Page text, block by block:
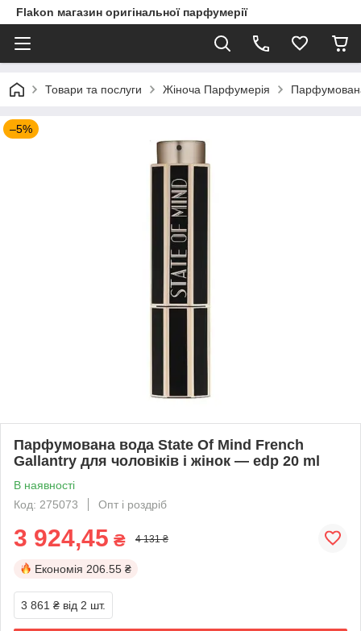
Flakon магазин оригінальної парфумерії
Товари та послуги Жіноча Парфумерія
–5%
Парфумована вода State Of Mind French
Gallantry для чоловіків і жінок — edp 20 ml
В наявності
Код: 275073
Опт і роздріб
3 924,45 ₴ 4 131 ₴
Економія 206.55 ₴
3 861 ₴ від 2 шт.